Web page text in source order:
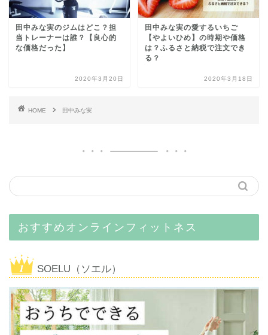
田中みな実のジムはどこ？担
当トレーナーは誰？【良心的
な価格だった】
2020年3月20日
田中みな実の愛するいちご
【やよいひめ】の時期や価格
は？ふるさと納税で注文でき
る？
2020年3月18日
HOME 田中みな実
おすすめオンラインフィットネス
SOELU（ソエル）